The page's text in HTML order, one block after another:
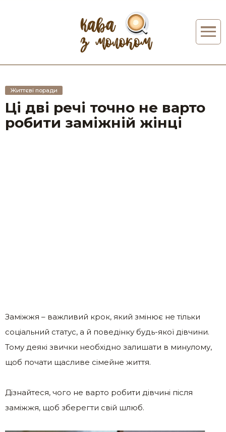
Життєві поради
Ці дві речі точно не варто
робити заміжній жінці
Заміжжя – важливий крок, який змінює не тільки
соціальний статус, а й поведінку будь-якої дівчини.
Тому деякі звички необхідно залишати в минулому,
щоб почати щасливе сімейне життя.
Дізнайтеся, чого не варто робити дівчині після
заміжжя, щоб зберегти свій шлюб.